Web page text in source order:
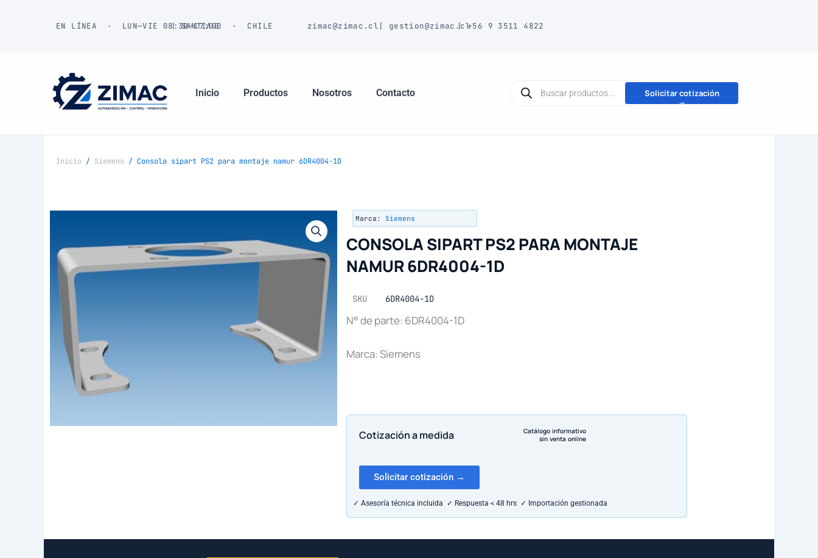
EN LÍNEA · LUN—VIE 08:30—17:00| SANTIAGO · CHILE zimac@zimac.cl | gestion@zimac.cl
|+56 9 3511 4822
Inicio Productos Nosotros Contacto
productos
Solicitar cotización
→
Inicio / Siemens / Consola sipart PS2 para montaje namur 6DR4004-1D
Marca: Siemens
CONSOLA SIPART PS2 PARA MONTAJE
NAMUR 6DR4004-1D
SKU 6DR4004-1D
N° de parte: 6DR4004-1D
Marca: Siemens
Cotización a medida
Catálogo informativo
sin venta online
Solicitar cotización →
✓ Asesoría técnica incluida ✓ Respuesta < 48 hrs ✓ Importación gestionada